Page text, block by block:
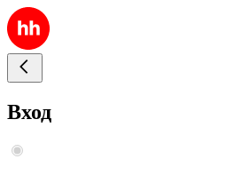
Вход